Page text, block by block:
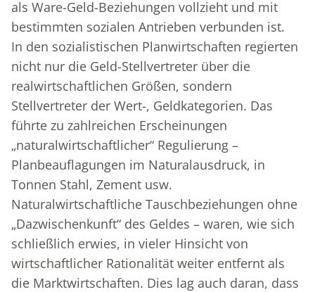
als Ware-Geld-Beziehungen vollzieht und mit
bestimmten sozialen Antrieben verbunden ist.
In den sozialistischen Planwirtschaften regierten
nicht nur die Geld-Stellvertreter über die
realwirtschaftlichen Größen, sondern
Stellvertreter der Wert-, Geldkategorien. Das
führte zu zahlreichen Erscheinungen
„naturalwirtschaftlicher“ Regulierung –
Planbeauflagungen im Naturalausdruck, in
Tonnen Stahl, Zement usw.
Naturalwirtschaftliche Tauschbeziehungen ohne
„Dazwischenkunft“ des Geldes – waren, wie sich
schließlich erwies, in vieler Hinsicht von
wirtschaftlicher Rationalität weiter entfernt als
die Marktwirtschaften. Dies lag auch daran, dass